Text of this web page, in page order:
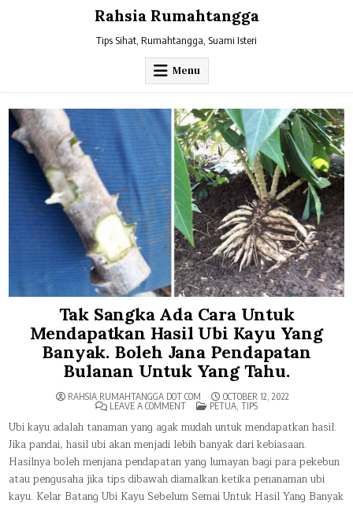
Rahsia Rumahtangga
Tips Sihat, Rumahtangga, Suami Isteri
Menu
Tak Sangka Ada Cara Untuk
Mendapatkan Hasil Ubi Kayu Yang
Banyak. Boleh Jana Pendapatan
Bulanan Untuk Yang Tahu.
RAHSIA RUMAHTANGGA DOT COM
OCTOBER 12, 2022
LEAVE A COMMENTON
SANGKA
ADA
CARA
MENDAPATKAN
HASIL
UBI
KAYU
YANG
POSTED
PETUA, TIPS
Ubi kayu adalah tanaman yang agak mudah untuk mendapatkan hasil.
Jika pandai, hasil ubi akan menjadi lebih banyak dari kebiasaan.
Hasilnya boleh menjana pendapatan yang lumayan bagi para pekebun
atau pengusaha jika tips dibawah diamalkan ketika penanaman ubi
kayu. Kelar Batang Ubi Kayu Sebelum Semai Untuk Hasil Yang Banyak